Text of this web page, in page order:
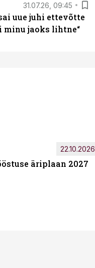
31.07.26, 09:45
uue juhi ettevõtte
minu jaoks lihtne“
äriplaan 2027
22.10.2026